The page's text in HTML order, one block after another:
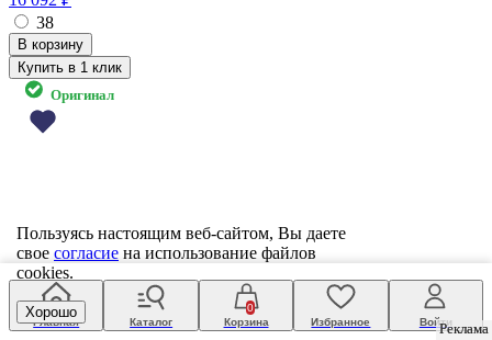
Реклама
Реклама
38
Купить в 1 клик
Оригинал
Главная Каталог
0
Корзина
Избранное Войти
Пользуясь настоящим веб-сайтом, Вы даете
свое согласие на использование файлов
cookies.
Хорошо